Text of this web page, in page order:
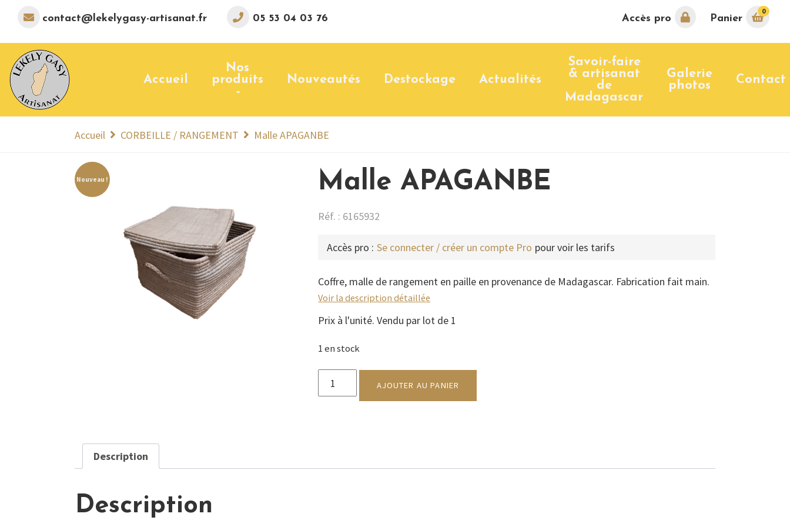
contact@lekelygasy-artisanat.fr 05 53 04 03 76 Accès pro Panier
0
Accueil
Nos
produits
Nouveautés Destockage Actualités
Savoir-faire
& artisanat
de
Madagascar
Galerie
photos
Contact
Accueil CORBEILLE / RANGEMENT Malle APAGANBE
Nouveau ! Malle APAGANBE
Réf. : 6165932
Accès pro : Se connecter / créer un compte Pro pour voir les tarifs
Coffre, malle de rangement en paille en provenance de Madagascar. Fabrication fait main.
Voir la description détaillée
Prix à l'unité. Vendu par lot de 1
1 en stock
quantité
Malle
AJOUTER AU PANIER
Description
Description